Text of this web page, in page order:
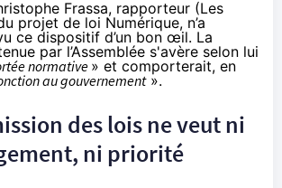
Frassa, rapporteur (Les
projet de loi Numérique, n’a
ce dispositif d’un bon œil. La
par l’Assemblée s'avère selon lui
normative » et comporterait, en
au gouvernement».
des lois ne veut ni
ni priorité